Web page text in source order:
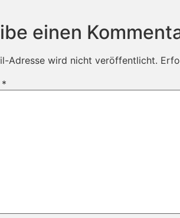
einen
Adresse wird nicht veröffentlicht.
*